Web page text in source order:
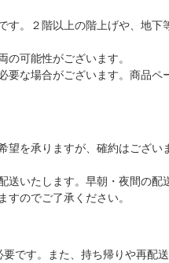
す。２階以上の階上げや、地下
の可能性がございます。
要な場合がございます。商品ペ
望を承りますが、確約はござい
送いたします。早朝・夜間の配
すのでご了承ください。
です。また、持ち帰りや再配